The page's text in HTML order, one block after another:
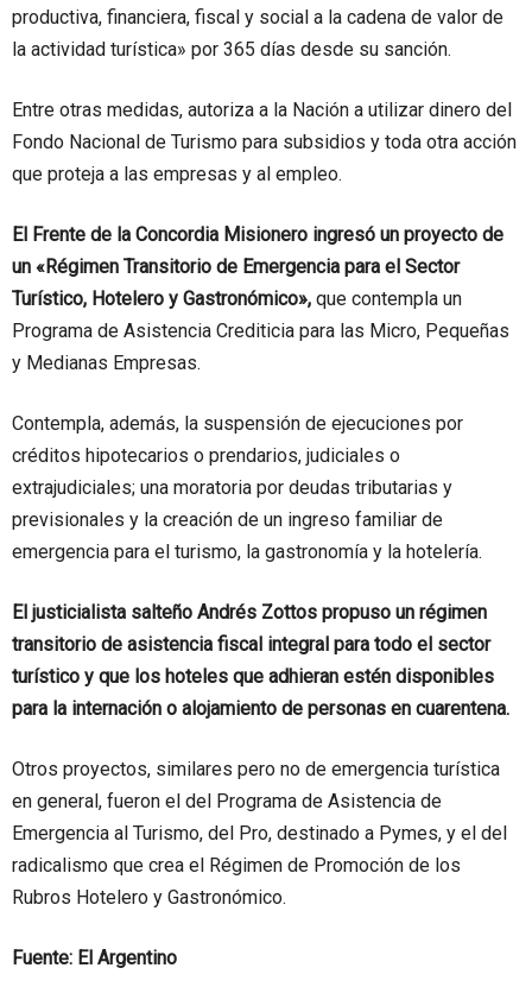
productiva, financiera, fiscal y social a la cadena de valor de
la actividad turística» por 365 días desde su sanción.
Entre otras medidas, autoriza a la Nación a utilizar dinero del
Fondo Nacional de Turismo para subsidios y toda otra acción
que proteja a las empresas y al empleo.
El Frente de la Concordia Misionero ingresó un proyecto de
un «Régimen Transitorio de Emergencia para el Sector
Turístico, Hotelero y Gastronómico», que contempla un
Programa de Asistencia Crediticia para las Micro, Pequeñas
y Medianas Empresas.
Contempla, además, la suspensión de ejecuciones por
créditos hipotecarios o prendarios, judiciales o
extrajudiciales; una moratoria por deudas tributarias y
previsionales y la creación de un ingreso familiar de
emergencia para el turismo, la gastronomía y la hotelería.
El justicialista salteño Andrés Zottos propuso un régimen
transitorio de asistencia fiscal integral para todo el sector
turístico y que los hoteles que adhieran estén disponibles
para la internación o alojamiento de personas en cuarentena.
Otros proyectos, similares pero no de emergencia turística
en general, fueron el del Programa de Asistencia de
Emergencia al Turismo, del Pro, destinado a Pymes, y el del
radicalismo que crea el Régimen de Promoción de los
Rubros Hotelero y Gastronómico.
Fuente: El Argentino